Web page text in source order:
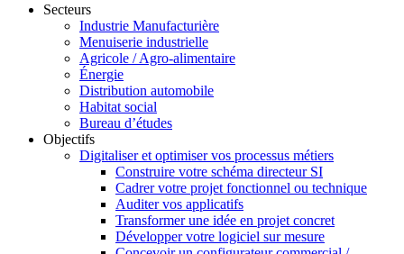
Secteurs
Industrie Manufacturière
Menuiserie industrielle
Agricole / Agro-alimentaire
Énergie
Distribution automobile
Habitat social
Bureau d’études
Objectifs
Digitaliser et optimiser vos processus métiers
Construire votre schéma directeur SI
Cadrer votre projet fonctionnel ou technique
Auditer vos applicatifs
Transformer une idée en projet concret
Développer votre logiciel sur mesure